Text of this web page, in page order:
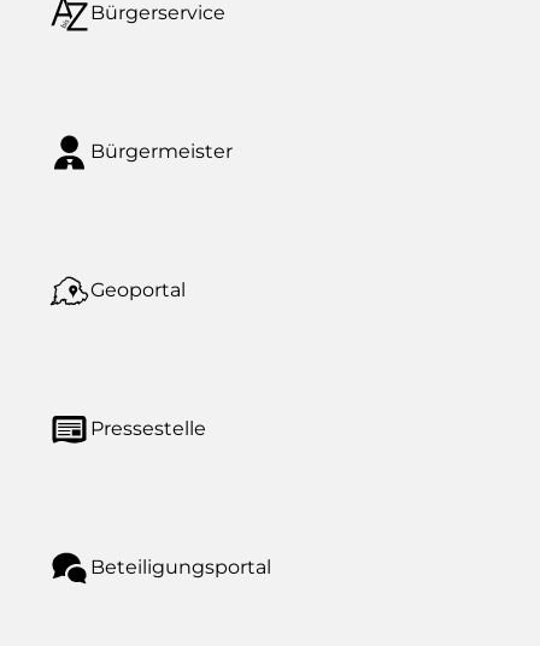
Bürgerservice
Bürgermeister
Geoportal
Pressestelle
Beteiligungsportal